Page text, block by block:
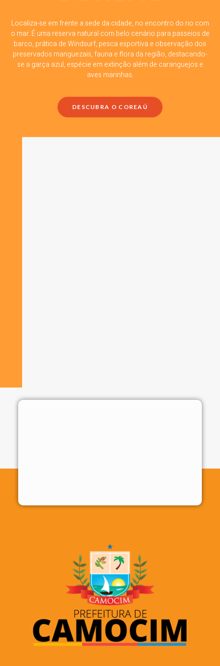
Localiza-se em frente a sede da cidade, no encontro do rio com
o mar. É uma reserva natural com belo cenário para passeios de
barco, prática de Windsurf, pesca esportiva e observação dos
preservados manguezais, fauna e flora da região, destacando-
se a garça azul, espécie em extinção além de caranguejos e
aves marinhas.
DESCUBRA O COREAÚ